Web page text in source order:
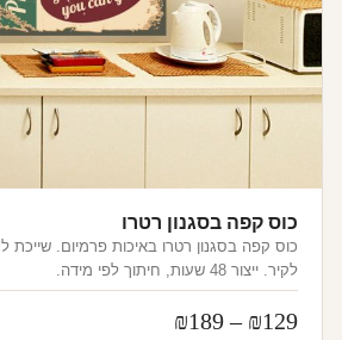
כוס קפה בסגנון רטרו
כוס קפה בסגנון רטרו באיכות פרמיום. שייכת
לקיר. ייצור 48 שעות, חיתוך לפי מידה.
₪129
–
₪189